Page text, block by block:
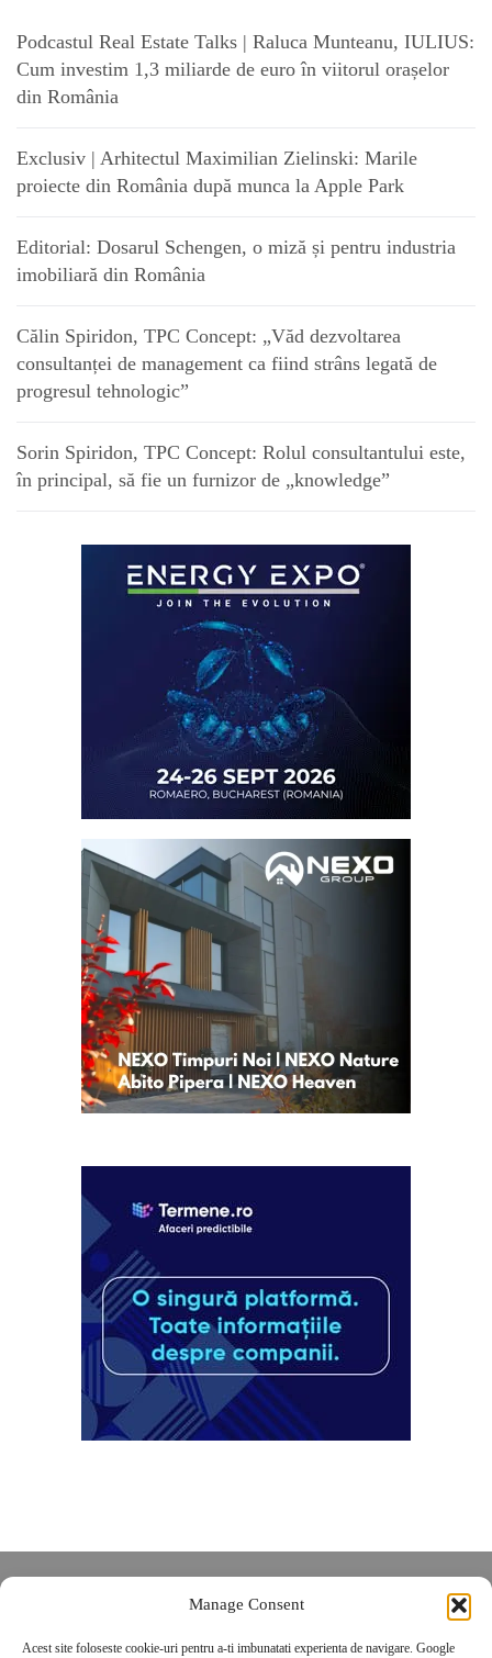
Manage Consent
Acest site foloseste cookie-uri pentru a-ti imbunatati experienta de navigare. Google
Podcastul Real Estate Talks | Raluca Munteanu, IULIUS:
Cum investim 1,3 miliarde de euro în viitorul orașelor
din România
Exclusiv | Arhitectul Maximilian Zielinski: Marile
proiecte din România după munca la Apple Park
Editorial: Dosarul Schengen, o miză și pentru industria
imobiliară din România
Călin Spiridon, TPC Concept: „Văd dezvoltarea
consultanței de management ca fiind strâns legată de
progresul tehnologic”
Sorin Spiridon, TPC Concept: Rolul consultantului este,
în principal, să fie un furnizor de „knowledge”